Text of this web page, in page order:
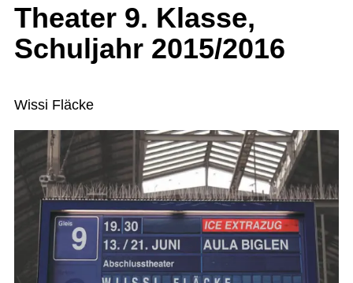
Theater 9. Klasse,
Schuljahr 2015/2016
Wissi Fläcke